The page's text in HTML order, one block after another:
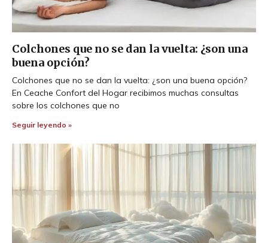
Colchones que no se dan la vuelta: ¿son una
buena opción?
Colchones que no se dan la vuelta: ¿son una buena opción?
En Ceache Confort del Hogar recibimos muchas consultas
sobre los colchones que no
Seguir leyendo »